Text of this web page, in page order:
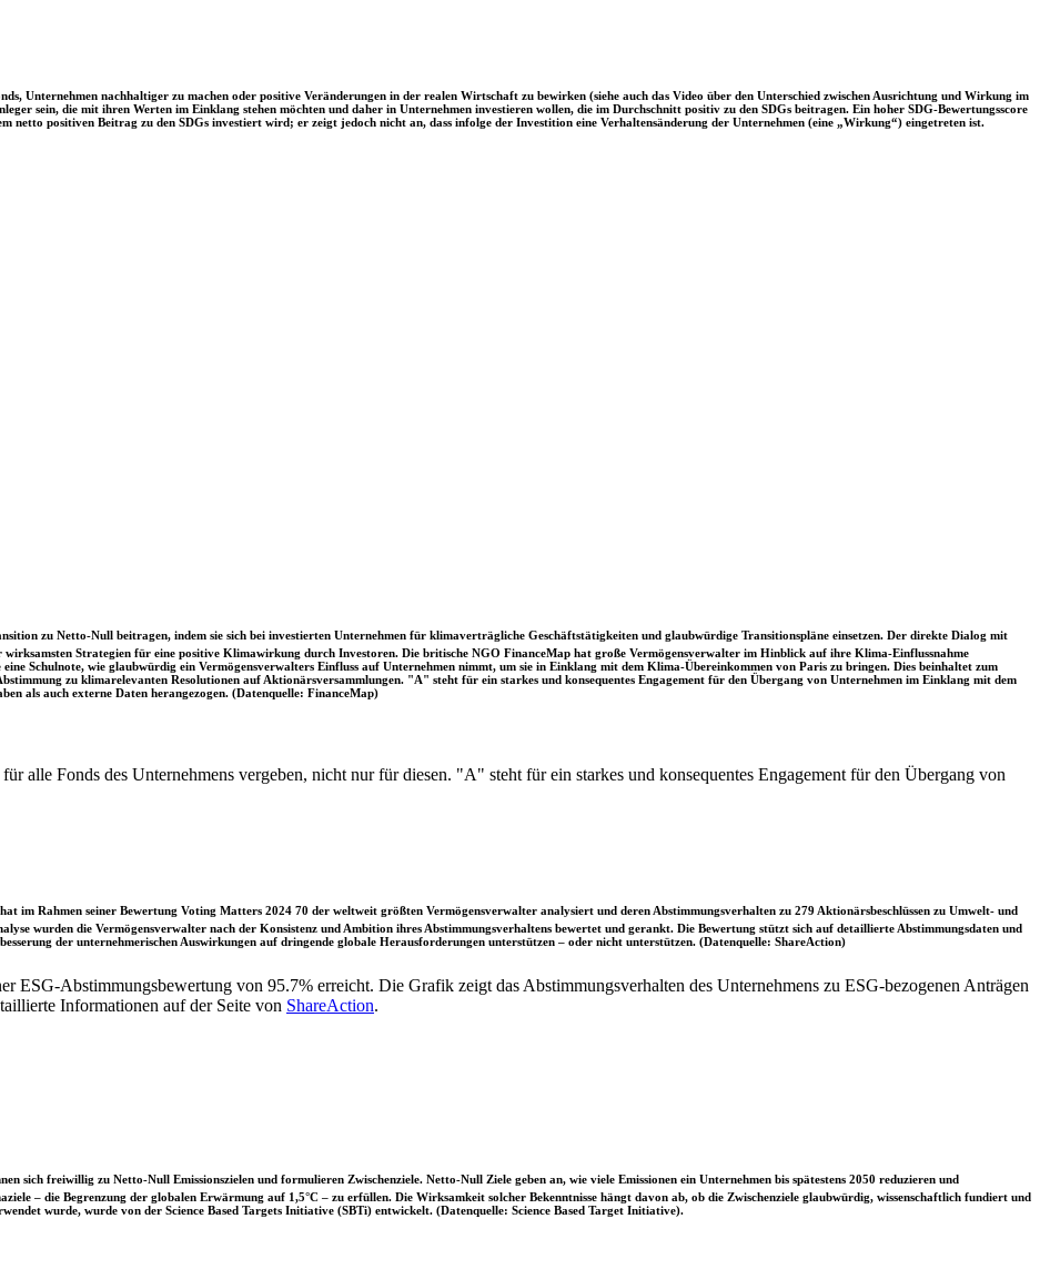
Unternehmen nachhaltiger zu machen oder positive Veränderungen in der realen Wirtschaft zu bewirken (siehe auch das Video über den Unterschied zwischen Ausrichtung und Wirkung im
sein, die mit ihren Werten im Einklang stehen möchten und daher in Unternehmen investieren wollen, die im Durchschnitt positiv zu den SDGs beitragen. Ein hoher SDG-Bewertungsscore
netto positiven Beitrag zu den SDGs investiert wird; er zeigt jedoch nicht an, dass infolge der Investition eine Verhaltensänderung der Unternehmen (eine „Wirkung“) eingetreten ist.
zu Netto-Null beitragen, indem sie sich bei investierten Unternehmen für klimaverträgliche Geschäftstätigkeiten und glaubwürdige Transitionspläne einsetzen. Der direkte Dialog mit
wirksamsten Strategien für eine positive Klimawirkung durch Investoren. Die britische NGO FinanceMap hat große Vermögensverwalter im Hinblick auf ihre Klima-Einflussnahme
Schulnote, wie glaubwürdig ein Vermögensverwalters Einfluss auf Unternehmen nimmt, um sie in Einklang mit dem Klima-Übereinkommen von Paris zu bringen. Dies beinhaltet zum
zu klimarelevanten Resolutionen auf Aktionärsversammlungen. "A" steht für ein starkes und konsequentes Engagement für den Übergang von Unternehmen im Einklang mit dem
als auch externe Daten herangezogen. (Datenquelle: FinanceMap)
alle Fonds des Unternehmens vergeben, nicht nur für diesen. "A" steht für ein starkes und konsequentes Engagement für den Übergang von
im Rahmen seiner Bewertung Voting Matters 2024 70 der weltweit größten Vermögensverwalter analysiert und deren Abstimmungsverhalten zu 279 Aktionärsbeschlüssen zu Umwelt- und
wurden die Vermögensverwalter nach der Konsistenz und Ambition ihres Abstimmungsverhaltens bewertet und gerankt. Die Bewertung stützt sich auf detaillierte Abstimmungsdaten und
der unternehmerischen Auswirkungen auf dringende globale Herausforderungen unterstützen – oder nicht unterstützen. (Datenquelle: ShareAction)
ESG-Abstimmungsbewertung von 95.7% erreicht. Die Grafik zeigt das Abstimmungsverhalten des Unternehmens zu ESG-bezogenen Anträgen
Informationen auf der Seite von ShareAction.
sich freiwillig zu Netto-Null Emissionszielen und formulieren Zwischenziele. Netto-Null Ziele geben an, wie viele Emissionen ein Unternehmen bis spätestens 2050 reduzieren und
– die Begrenzung der globalen Erwärmung auf 1,5°C – zu erfüllen. Die Wirksamkeit solcher Bekenntnisse hängt davon ab, ob die Zwischenziele glaubwürdig, wissenschaftlich fundiert und
wurde, wurde von der Science Based Targets Initiative (SBTi) entwickelt. (Datenquelle: Science Based Target Initiative).